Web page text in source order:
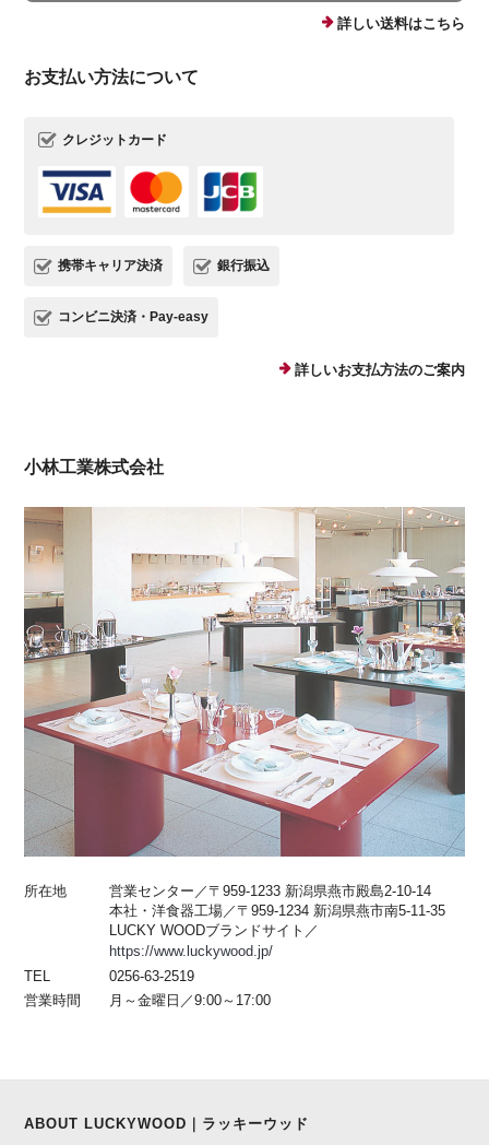
詳しい送料はこちら
お支払い方法について
クレジットカード
携帯キャリア決済 銀行振込
コンビニ決済・Pay-easy
詳しいお支払方法のご案内
小林工業株式会社
所在地
営業センター／〒959-1233 新潟県燕市殿島2-10-14
本社・洋食器工場／〒959-1234 新潟県燕市南5-11-35
LUCKY WOODブランドサイト／
https://www.luckywood.jp/
TEL
0256-63-2519
営業時間
月～金曜日／9:00～17:00
ABOUT LUCKYWOOD｜ラッキーウッド